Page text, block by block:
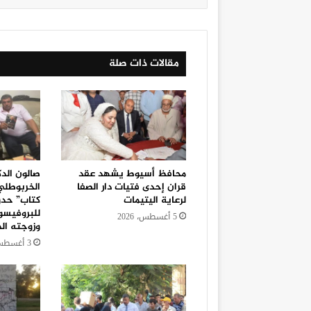
مقالات ذات صلة
محافظ أسيوط يشهد عقد
قران إحدى فتيات دار الصفا
لرعاية اليتيمات
5 أغسطس، 2026
صالون
كتاب”
وزوجته
3 أغسطس، 2026